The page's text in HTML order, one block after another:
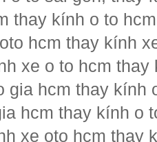
thay kính o to
hcm thay kính
xe o to hcm
gia hcm thay kính
hcm thay kính o
xe oto hcm thay